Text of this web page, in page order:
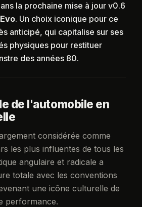
la prochaine mise à jour v0.6
. Un choix iconique pour ce
anticipé, qui capitalise sur ses
physiques pour restituer
des années 80.
de l'automobile en
considérée comme
les plus influentes de tous les
angulaire et radicale a
totale avec les conventions
une icône culturelle de
performance.